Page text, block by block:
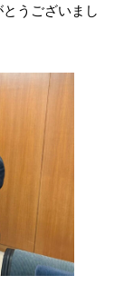
うございまし